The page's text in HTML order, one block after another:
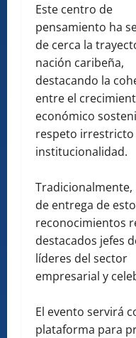
Este centro de
pensamiento ha
de cerca la
nación caribeña,
destacando la
entre el
económico
respeto irrestricto
institucionalidad.
Tradicionalmente,
de entrega de
reconocimientos
destacados jefes
líderes del sector
empresarial y
El evento servirá
plataforma para